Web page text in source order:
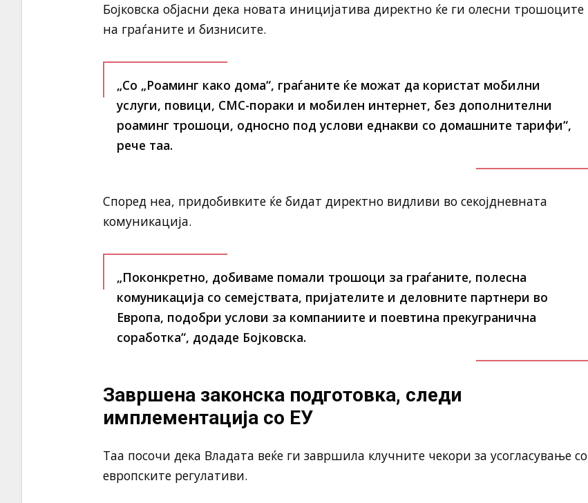
Бојковска објасни дека новата иницијатива директно ќе ги олесни трошоците
на граѓаните и бизнисите.
„Со „Роаминг како дома“, граѓаните ќе можат да користат мобилни
услуги, повици, СМС-пораки и мобилен интернет, без дополнителни
роаминг трошоци, односно под услови еднакви со домашните тарифи“,
рече таа.
Според неа, придобивките ќе бидат директно видливи во секојдневната
комуникација.
„Поконкретно, добиваме помали трошоци за граѓаните, полесна
комуникација со семејствата, пријателите и деловните партнери во
Европа, подобри услови за компаниите и поевтина прекугранична
соработка“, додаде Бојковска.
Завршена законска подготовка, следи
имплементација со ЕУ
Таа посочи дека Владата веќе ги завршила клучните чекори за усогласување со
европските регулативи.